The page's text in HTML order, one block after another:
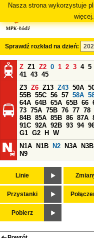
Nasza strona wykorzystuje
więcej.
Sprawdź rozkład na dzień:
Z Z1 Z2 0 1 2 3 4 5
41 43 45
Z3 Z6 Z13 Z43 50A
55B 55C 56 57 58A
64A 64B 65A 65B 66
73 75A 75B 76 77 78
84B 85A 85B 86 87A
91C 92A 92B 93 94
G1 G2 H
W
N1A
N1B N2 N3A N3B
N9
Linie
Przystanki
Pobierz